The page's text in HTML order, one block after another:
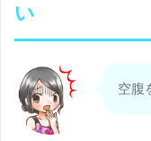
い
空腹